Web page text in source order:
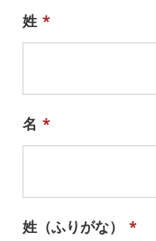
姓 *
名 *
姓（ふりがな） *